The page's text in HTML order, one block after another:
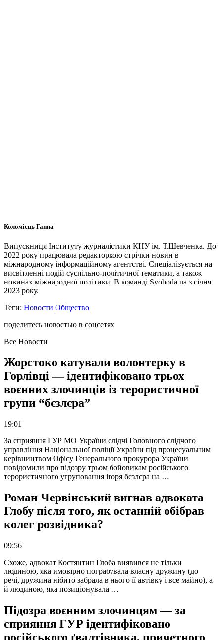
Коломієць Ганна
Випускниця Інституту журналістики КНУ ім. Т.Шевченка. До
2022 року працювала редакторкою стрічки новин в
міжнародному інформаційному агентстві. Спеціалізується на
висвітленні подій суспільно-політичної тематики, а також
новинах міжнародної політики. В команді Svoboda.ua з січня
2023 року.
Теги: Новости Общество
поделитесь новостью в соцсетях
Все Новости
Жорстоко катували волонтерку в
Горлівці — ідентифіковано трьох
воєнних злочинців із терористичної
групи “бєзлєра”
19:01
За сприяння ГУР МО України слідчі Головного слідчого
управління Національної поліції України під процесуальним
керівництвом Офісу Генерального прокурора України
повідомили про підозру трьом бойовикам російського
терористичного угруповання іґоря бєзлєра на …
Роман Червінський вигнав адвоката
Глобу після того, як останній обібрав
колег розвідника?
09:56
Схоже, адвокат Костянтин Глоба виявився не тільки
людиною, яка ймовірно пограбувала власну дружину (до
речі, дружина нібито забрала в нього її автівку і все майно), а
й людиною, яка позиціонувала …
Підозра воєнним злочинцям — за
сприяння ГУР ідентифіковано
російського ґвалтівника, причетного